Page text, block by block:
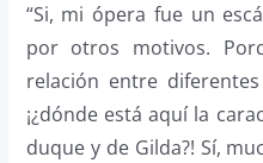
“Si, mi ópera fue un
por otros motivos.
relación entre
¡¿dónde está aquí la
duque y de Gilda?! Sí,